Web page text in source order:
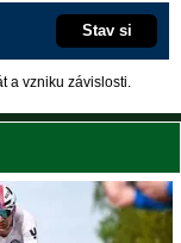
Stav si
a vzniku závislosti.